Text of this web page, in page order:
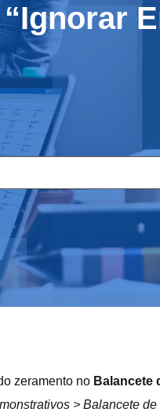
zeramento no Balancete
> Balancete